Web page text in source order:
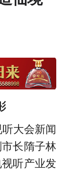
大会新闻
长隋子林
听产业发